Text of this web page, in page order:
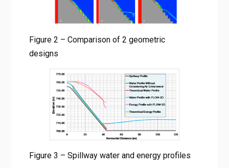
Figure 2 – Comparison of 2 geometric
designs
Figure 3 – Spillway water and energy profiles